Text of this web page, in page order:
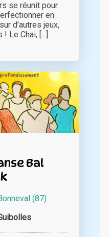
se réunit pour
en
d’autres jeux,
Le Chai, [...]
Bal
(87)